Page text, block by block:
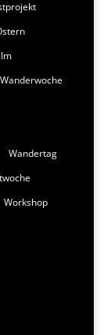
Wandertag
Workshop